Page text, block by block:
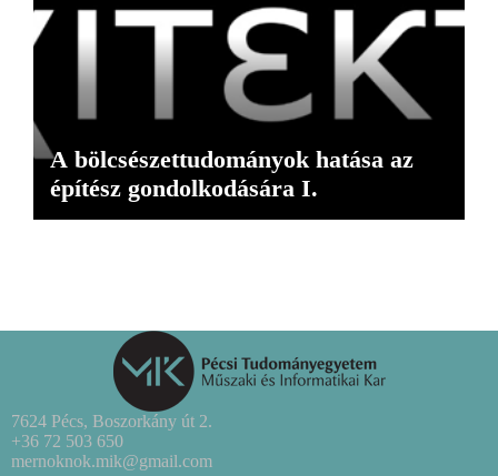
A bölcsészettudományok hatása az
építész gondolkodására I.
7624 Pécs, Boszorkány út 2.
+36 72 503 650
mernoknok.mik@gmail.com